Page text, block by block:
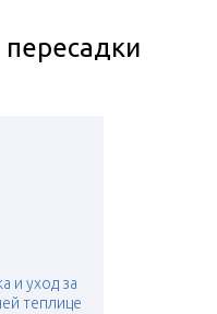
и уход за
теплице